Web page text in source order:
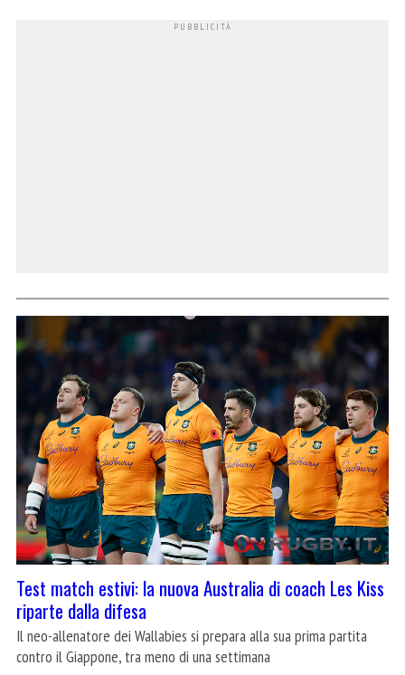
Test match estivi: la nuova Australia di coach Les Kiss
riparte dalla difesa
Il neo-allenatore dei Wallabies si prepara alla sua prima partita
contro il Giappone, tra meno di una settimana